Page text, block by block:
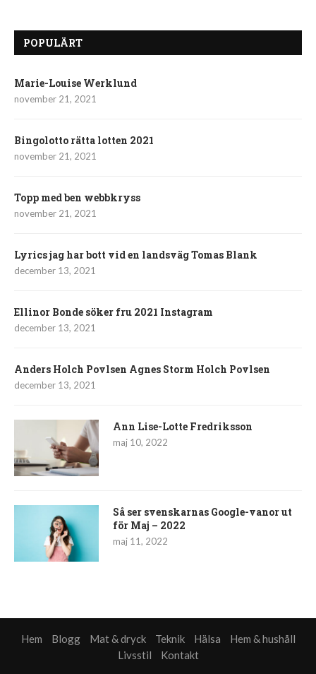
POPULÄRT
Marie-Louise Werklund
november 21, 2021
Bingolotto rätta lotten 2021
november 21, 2021
Topp med ben webbkryss
november 21, 2021
Lyrics jag har bott vid en landsväg Tomas Blank
december 13, 2021
Ellinor Bonde söker fru 2021 Instagram
december 13, 2021
Anders Holch Povlsen Agnes Storm Holch Povlsen
december 13, 2021
Ann Lise-Lotte Fredriksson
maj 10, 2022
Så ser svenskarnas Google-vanor ut
för Maj – 2022
maj 11, 2022
Hem Blogg Mat & dryck Teknik Hälsa
Hem & hushåll
Livsstil
Kontakt